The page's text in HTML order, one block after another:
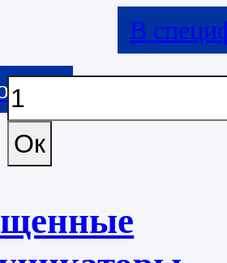
В